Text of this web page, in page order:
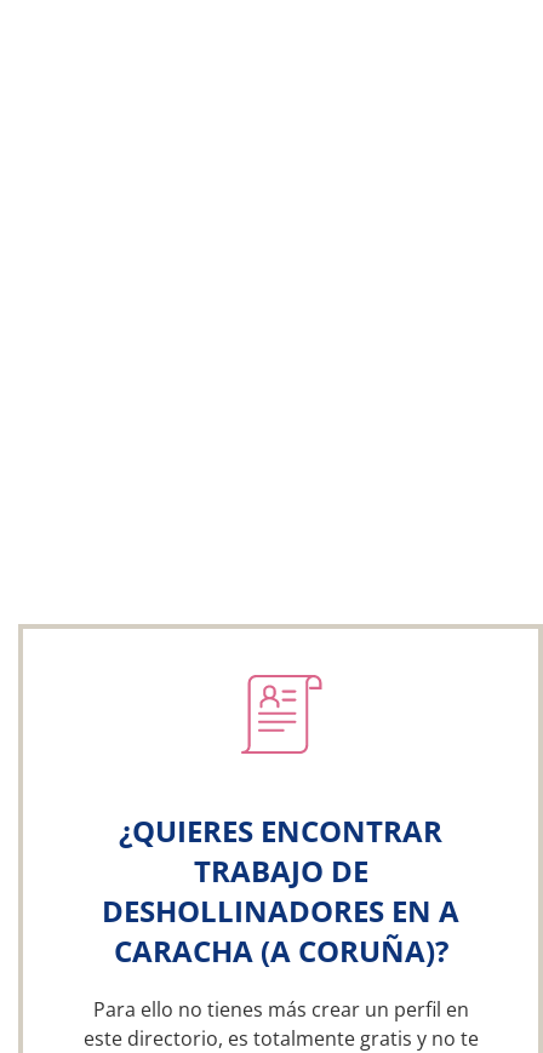
¿QUIERES ENCONTRAR
TRABAJO DE
DESHOLLINADORES EN A
CARACHA (A CORUÑA)?
Para ello no tienes más crear un perfil en
este directorio, es totalmente gratis y no te